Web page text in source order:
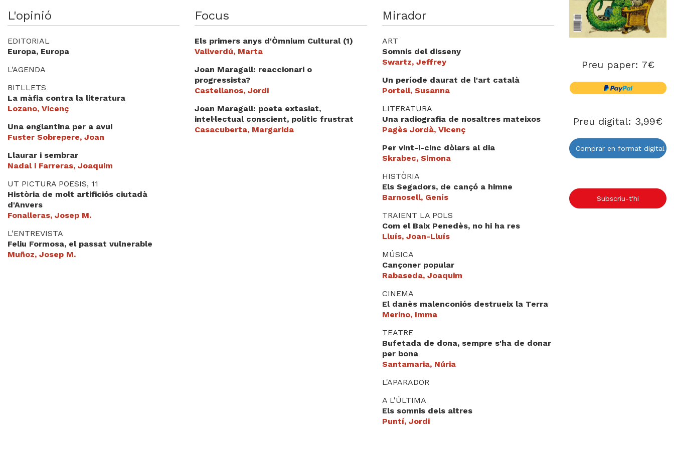
L'opinió
EDITORIAL
Europa, Europa
L'AGENDA
BITLLETS
La màfia contra la literatura
Lozano, Vicenç
Una englantina per a avui
Fuster Sobrepere, Joan
Llaurar i sembrar
Nadal i Farreras, Joaquim
UT PICTURA POESIS, 11
Història de molt artificiós ciutadà
d'Anvers
Fonalleras, Josep M.
L'ENTREVISTA
Feliu Formosa, el passat vulnerable
Muñoz, Josep M.
Focus
Els primers anys d'Òmnium Cultural (1)
Vallverdú, Marta
Joan Maragall: reaccionari o
progressista?
Castellanos, Jordi
Joan Maragall: poeta extasiat,
intel·lectual conscient, polític frustrat
Casacuberta, Margarida
Mirador
ART
Somnis del disseny
Swartz, Jeffrey
Un període daurat de l'art català
Portell, Susanna
LITERATURA
Una radiografia de nosaltres mateixos
Pagès Jordà, Vicenç
Per vint-i-cinc dòlars al dia
Skrabec, Simona
HISTÒRIA
Els Segadors, de cançó a himne
Barnosell, Genís
TRAIENT LA POLS
Com el Baix Penedès, no hi ha res
Lluís, Joan-Lluís
MÚSICA
Cançoner popular
Rabaseda, Joaquim
CINEMA
El danès malenconiós destrueix la Terra
Merino, Imma
TEATRE
Bufetada de dona, sempre s'ha de donar
per bona
Santamaria, Núria
L'APARADOR
A L'ÚLTIMA
Els somnis dels altres
Puntí, Jordi
Preu paper: 7€
Preu digital: 3,99€
Comprar en format digital
Subscriu-t'hi